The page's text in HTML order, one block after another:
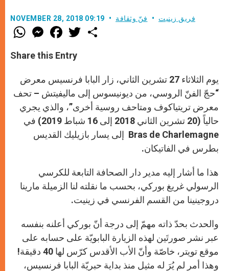
NOVEMBER 28, 2018 09:19 فريق زينيت فنّ وثقافة
W
h
t
s
p
p
M
e
s
e
e
r
F
a
e
b
o
k
w
r
Share this Entry
يوم الثلاثاء 27 تشرين الثاني، زار البابا فرنسيس معرض
“حجّ الفنّ الروسي، من ديونيسوس إلى ماليفيتش – تحف
معرض تريتياكوف ومتاحف روسية أخرى”، والذي يجري
حالياً (20 تشرين الثاني 2018 إلى 16 شباط 2019) في
Bras de Charlemagne إلى يسار بازيليك القديس
بطرس في الفاتيكان.
هذا ما أشار إليه مدير دار الصحافة التابعة للكرسي
الرسولي غريغ بوركي، بحسب ما نقلته لنا الزميلة مارينا
دروجينينا من القسم الفرنسي في زينيت.
والحدث بحدّ ذاته مهمّ إلى درجة أنّ بوركي أعلنه بنفسه
عبر نشر صورتَين لهذه الزيارة البابويّة على حسابه على
موقع تويتر، خاصّة وأنّ الأب الأقدس كرّس لها 40 دقيقة!
وهذا أمر لم يُرَ له مثيل منذ بداية حبريّة البابا فرنسيس،